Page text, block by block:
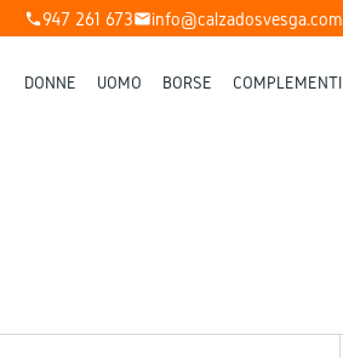
phone947 261 673mailinfo@calzadosvesga.com
DONNE UOMO BORSE COMPLEMENTI